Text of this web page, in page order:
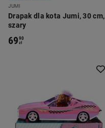
JUMI
Drapak dla kota Jumi, 30 cm,
szary
6990
zł